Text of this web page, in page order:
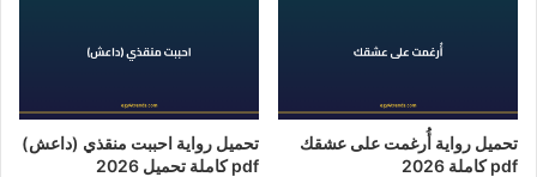
تحميل رواية أُرغمت على عشقك
pdf كاملة 2026
تحميل رواية احببت منقذي (داعش)
pdf كاملة تحميل 2026